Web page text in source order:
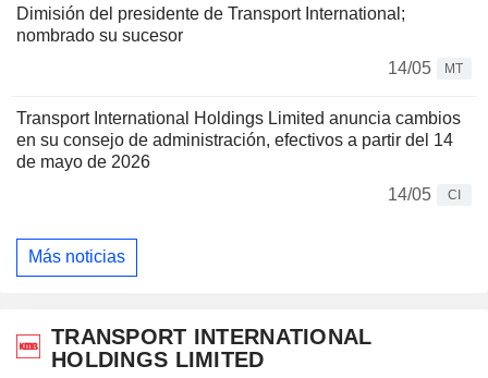
Dimisión del presidente de Transport International;
nombrado su sucesor
14/05
MT
Transport International Holdings Limited anuncia cambios
en su consejo de administración, efectivos a partir del 14
de mayo de 2026
14/05
CI
Más noticias
TRANSPORT INTERNATIONAL
HOLDINGS LIMITED